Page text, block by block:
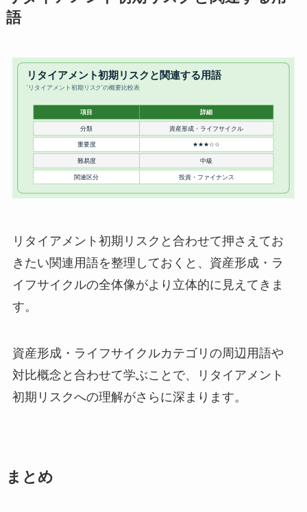
語
リタイアメント初期リスクと合わせて押さえてお
きたい関連用語を整理しておくと、資産形成・ラ
イフサイクルの全体像がより立体的に見えてきま
す。
資産形成・ライフサイクルカテゴリの周辺用語や
対比概念と合わせて学ぶことで、リタイアメント
初期リスクへの理解がさらに深まります。
まとめ